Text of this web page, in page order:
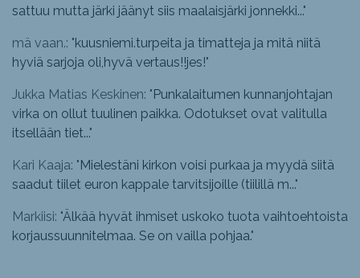
sattuu mutta järki jäänyt siis maalaisjärki jonnekki..."
mä vaan.: "kuusniemi.turpeita ja timatteja ja mitä niitä
hyviä sarjoja oli,hyvä vertaus!!jes!"
Jukka Matias Keskinen: "Punkalaitumen kunnanjohtajan
virka on ollut tuulinen paikka. Odotukset ovat valitulla
itsellään tiet..."
Kari Kaaja: "Mielestäni kirkon voisi purkaa ja myydä siitä
saadut tiilet euron kappale tarvitsijoille (tiilillä m..."
Markiisi: "Älkää hyvät ihmiset uskoko tuota vaihtoehtoista
korjaussuunnitelmaa. Se on vailla pohjaa."